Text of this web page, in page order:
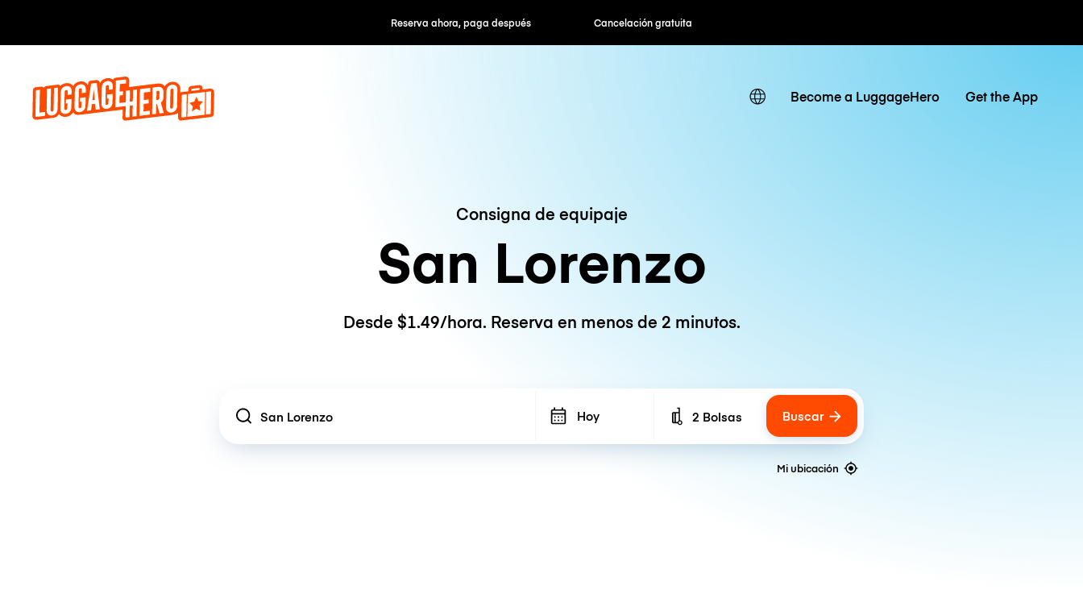
Reserva ahora, paga después Cancelación gratuita Tarifas por hora / día
Become a LuggageHero Get the App
Consigna de equipaje
San Lorenzo
Desde $1.49/hora. Reserva en menos de 2 minutos.
Location Hoy Number of bags
2 Bolsas Buscar
Mi ubicación